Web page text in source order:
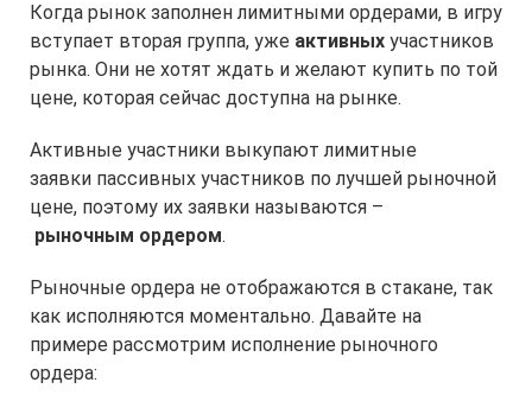
Когда рынок заполнен лимитными ордерами, в игру
вступает вторая группа, уже активных участников
рынка. Они не хотят ждать и желают купить по той
цене, которая сейчас доступна на рынке.
Активные участники выкупают лимитные
заявки пассивных участников по лучшей рыночной
цене, поэтому их заявки называются –
рыночным ордером.
Рыночные ордера не отображаются в стакане, так
как исполняются моментально. Давайте на
примере рассмотрим исполнение рыночного
ордера: